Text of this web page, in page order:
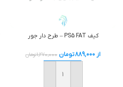
کیف PS5 FAT – طرح دار جور
از 889,000تومان 1,270,000تومان
افزودن به سبد خرید